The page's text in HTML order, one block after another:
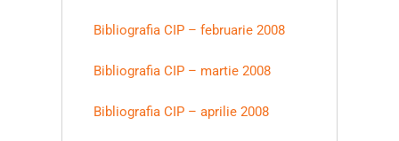
Bibliografia CIP – februarie 2008
Bibliografia CIP – martie 2008
Bibliografia CIP – aprilie 2008